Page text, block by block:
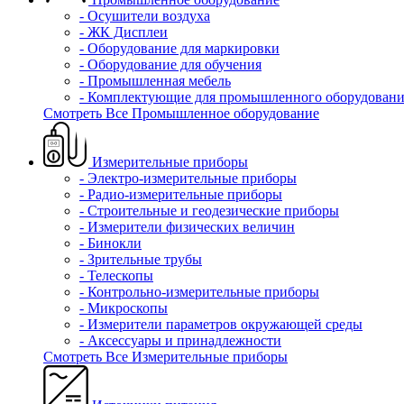
- Осушители воздуха
- ЖК Дисплеи
- Оборудование для маркировки
- Оборудование для обучения
- Промышленная мебель
- Комплектующие для промышленного
Смотреть Все Промышленное оборудование
Измерительные приборы
- Электро-измерительные приборы
- Радио-измерительные приборы
- Строительные и геодезические приборы
- Измерители физических величин
- Бинокли
- Зрительные трубы
- Телескопы
- Контрольно-измерительные приборы
- Микроскопы
- Измерители параметров окружающей среды
- Аксессуары и принадлежности
Смотреть Все Измерительные приборы